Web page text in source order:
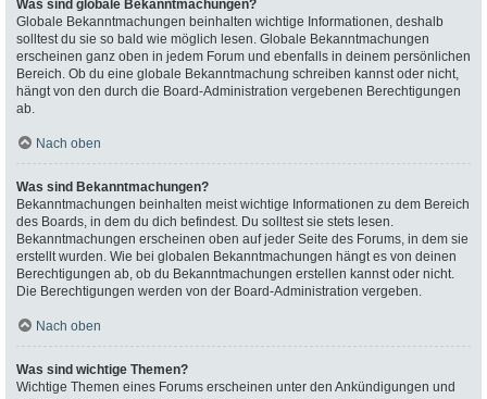
Was sind globale Bekanntmachungen?
Globale Bekanntmachungen beinhalten wichtige Informationen, deshalb
solltest du sie so bald wie möglich lesen. Globale Bekanntmachungen
erscheinen ganz oben in jedem Forum und ebenfalls in deinem persönlichen
Bereich. Ob du eine globale Bekanntmachung schreiben kannst oder nicht,
hängt von den durch die Board-Administration vergebenen Berechtigungen
ab.
Nach oben
Was sind Bekanntmachungen?
Bekanntmachungen beinhalten meist wichtige Informationen zu dem Bereich
des Boards, in dem du dich befindest. Du solltest sie stets lesen.
Bekanntmachungen erscheinen oben auf jeder Seite des Forums, in dem sie
erstellt wurden. Wie bei globalen Bekanntmachungen hängt es von deinen
Berechtigungen ab, ob du Bekanntmachungen erstellen kannst oder nicht.
Die Berechtigungen werden von der Board-Administration vergeben.
Nach oben
Was sind wichtige Themen?
Wichtige Themen eines Forums erscheinen unter den Ankündigungen und